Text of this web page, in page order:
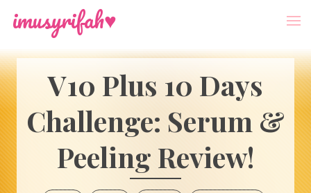
imusyrifah♥
V10 Plus 10 Days
Challenge: Serum &
Peeling Review!